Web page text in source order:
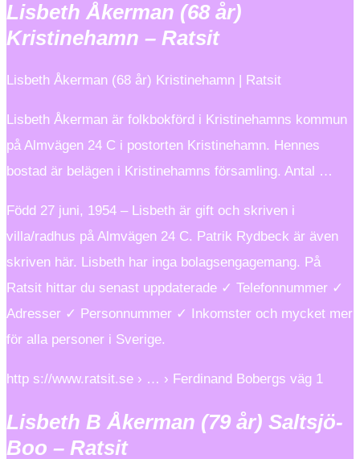
Lisbeth Åkerman (68 år)
Kristinehamn – Ratsit
Lisbeth Åkerman (68 år) Kristinehamn | Ratsit
Lisbeth Åkerman är folkbokförd i Kristinehamns kommun
på Almvägen 24 C i postorten Kristinehamn. Hennes
bostad är belägen i Kristinehamns församling. Antal …
Född 27 juni, 1954 – Lisbeth är gift och skriven i
villa/radhus på Almvägen 24 C. Patrik Rydbeck är även
skriven här. Lisbeth har inga bolagsengagemang. På
Ratsit hittar du senast uppdaterade ✓ Telefonnummer ✓
Adresser ✓ Personnummer ✓ Inkomster och mycket mer
för alla personer i Sverige.
http s://www.ratsit.se › … › Ferdinand Bobergs väg 1
Lisbeth B Åkerman (79 år) Saltsjö-
Boo – Ratsit